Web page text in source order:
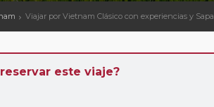
Viajar por Vietnam Clásico con experiencias y Sapa
este viaje?